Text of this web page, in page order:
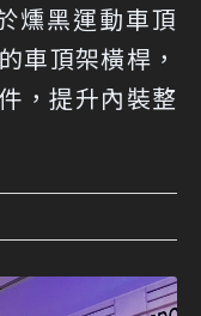
燻黑運動車頂
車頂架橫桿，
，提升內裝整